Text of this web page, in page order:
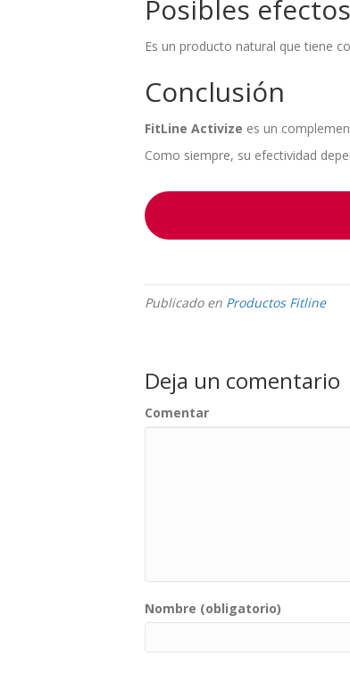
Posibles
Es un producto natural que tiene
Conclusión
FitLine Activize es un
Como siempre, su efectividad
Publicado en Productos Fitline
Deja un comentario
Comentar
Nombre (obligatorio)